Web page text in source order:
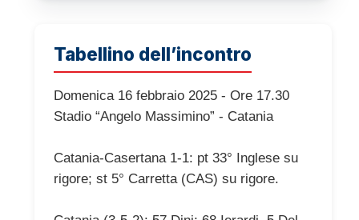
Tabellino dell’incontro
Domenica 16 febbraio 2025 - Ore 17.30
Stadio “Angelo Massimino” - Catania
Catania-Casertana 1-1: pt 33° Inglese su
rigore; st 5° Carretta (CAS) su rigore.